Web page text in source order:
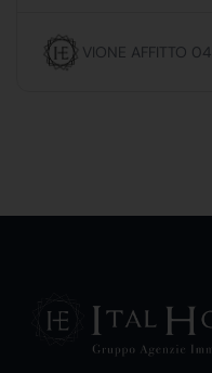
VIONE AFFITTO 04